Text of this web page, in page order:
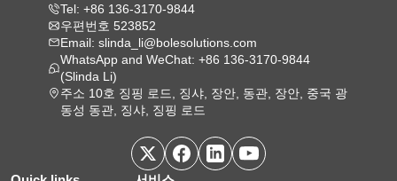
Tel: +86 136-3170-9844
우편번호 523852
Email: slinda_li@bolesolutions.com
WhatsApp and WeChat: +86 136-3170-9844
(Slinda Li)
주소 10호 징핑 로드, 징샤, 장안, 동관, 장안, 중국 광
동성 동관, 징샤, 징핑 로드